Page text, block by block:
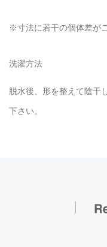
※寸法に若干の個体差が
洗濯方法
脱水後、形を整えて陰干
下さい。